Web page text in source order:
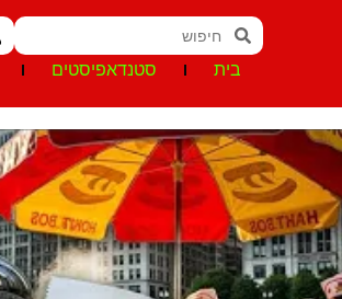
בית סטנדאפיסטים